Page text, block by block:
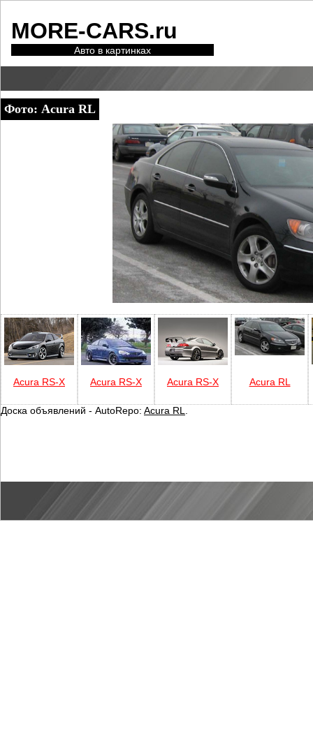
MORE-CARS.ru
Авто в картинках
Фото: Acura RL
Acura RS-X Acura RS-X Acura RS-X Acura RL
Доска объявлений - AutoRepo: Acura RL